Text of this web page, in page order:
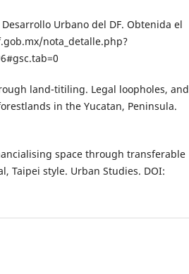
Urbano del DF. Obtenida el
nota_detalle.php?
land-titiling. Legal loopholes, and
in the Yucatan, Peninsula.
space through transferable
Taipei style. Urban Studies. DOI: